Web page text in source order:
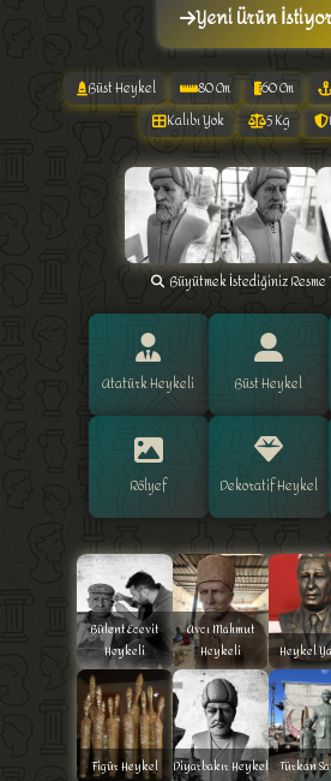
Yeni Ürün
Büst Heykel 80 Cm 60 Cm
Kalıbı Yok
5 Kg
Büyütmek İstediğiniz Resme
Atatürk Heykeli Büst Heykel
Rölyef Dekoratif Heykel
Bülent Ecevit
Heykeli
Avcı Mahmut
Heykeli
Heykel
Figür Heykel Diyarbakır Heykel Türkan